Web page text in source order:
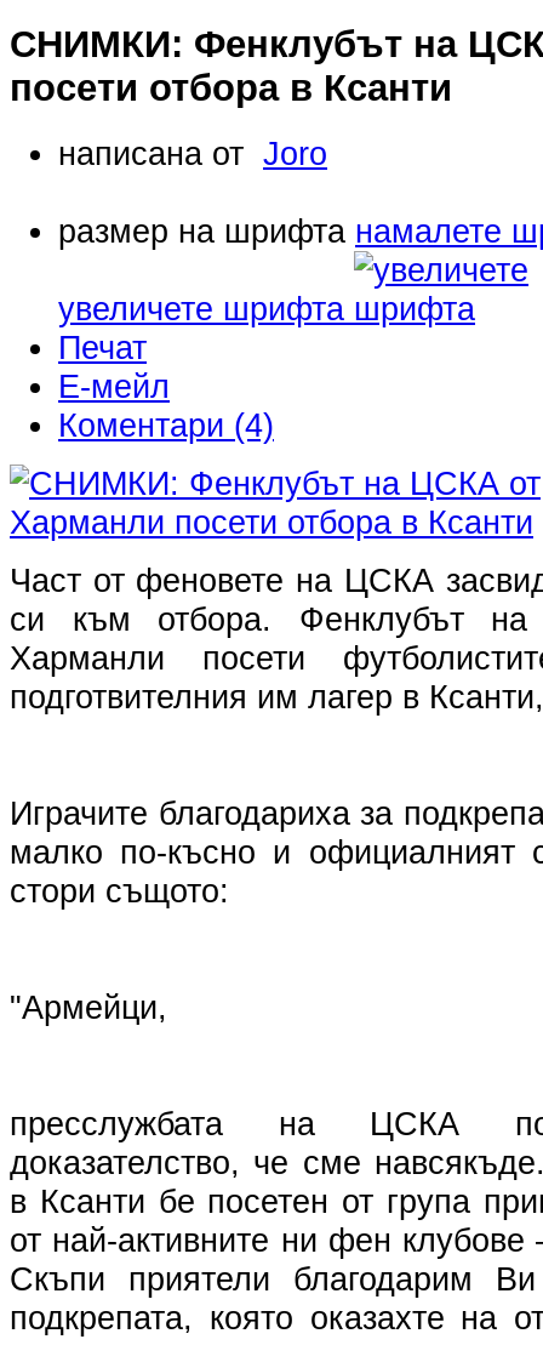
СНИМКИ: Фенклубът на
посети отбора в Ксанти
написана от Joro
размер на шрифта намалете
увеличете шрифта
Печат
Е-мейл
Коментари (4)
Част от феновете на ЦСКА
си към отбора. Фенклубът на
Харманли посети
подготвителния им лагер в
Играчите благодариха за
малко по-късно и официалният
стори същото:
"Армейци,
пресслужбата на ЦСКА
доказателство, че сме
в Ксанти бе посетен от група
от най-активните ни фен
Скъпи приятели благодарим
подкрепата, която оказахте на